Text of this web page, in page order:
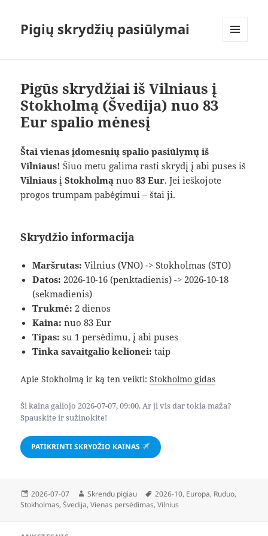
Pigių skrydžių pasiūlymai
Pigūs skrydžiai iš Vilniaus į
Stokholmą (Švedija) nuo 83
Eur spalio mėnesį
Štai vienas įdomesnių spalio pasiūlymų iš
Vilniaus! Šiuo metu galima rasti skrydį į abi puses iš
Vilniaus įStokholmą nuo83 Eur. Jei ieškojote
progos trumpam pabėgimui – štai ji.
Skrydžio informacija
Maršrutas: Vilnius (VNO) -> Stokholmas (STO)
Datos: 2026-10-16 (penktadienis) -> 2026-10-18
(sekmadienis)
Trukmė: 2 dienos
Kaina: nuo 83 Eur
Tipas: su 1 persėdimu, į abi puses
Tinka savaitgalio kelionei: taip
Apie Stokholmą ir ką ten veikti:Stokholmo gidas
Ši kaina galiojo 2026-07-07, 09:00. Ar ji vis dar tokia maža?
Spauskite ir sužinokite!
PATIKRINTI SKRYDŽIO KAINAS
Paskelbta
2026-07-07 Autorius
Skrendu pigiau Žymos
2026-10, Europa, Ruduo,
Stokholmas,Švedija,Vienas persėdimas,Vilnius